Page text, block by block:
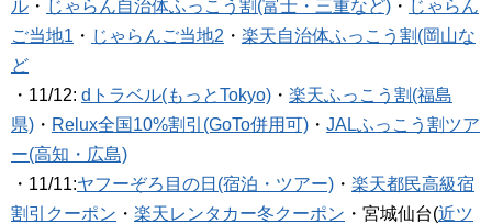
ル ・ じゃらん自治体ふっこう割(富士・三重など) ・ じゃらん
ご当地1 ・ じゃらんご当地2 ・ 楽天自治体ふっこう割(岡山な
ど
・11/12: dトラベル(もっとTokyo) ・ 楽天ふっこう割(福島
県) ・ Relux全国10%割引(GoTo併用可) ・ JALふっこう割ツア
ー(高知・広島)
・11/11:ヤフーぞろ目の日(宿泊・ツアー) ・ 楽天都民高級宿
割引クーポン ・ 楽天レンタカー冬クーポン ・宮城仙台(近ツ